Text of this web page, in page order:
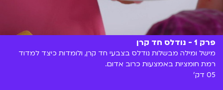
פרק 1 - נודלס חד קרן
מישל ומילה מבשלות נודלס בצבעי חד קרן, ולומדות כיצד למדוד
רמת חומציות באמצעות כרוב אדום.
05 דק'